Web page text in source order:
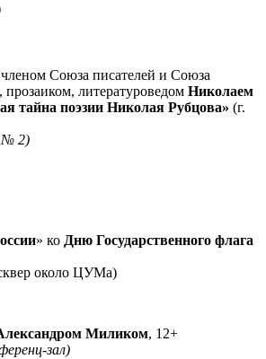
членом Союза писателей и Союза
литературоведом Николаем
тайна поэзии Николая Рубцова» (г.
№ 2)
» ко Дню Государственного флага
около ЦУМа)
Миликом, 12+
зал)